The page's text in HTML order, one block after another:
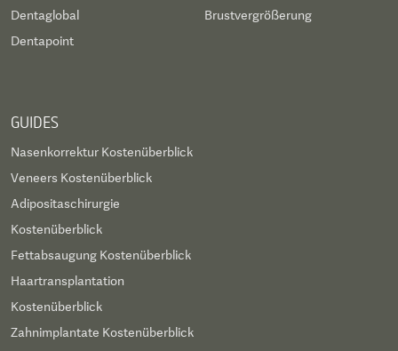
Dentaglobal
Dentapoint
Brustvergrößerung
GUIDES
Nasenkorrektur Kostenüberblick
Veneers Kostenüberblick
Adipositaschirurgie
Kostenüberblick
Fettabsaugung Kostenüberblick
Haartransplantation
Kostenüberblick
Zahnimplantate Kostenüberblick